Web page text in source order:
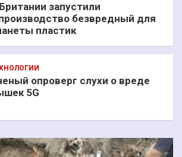
запустили
безвредный для
пластик
опроверг слухи о вреде
5G